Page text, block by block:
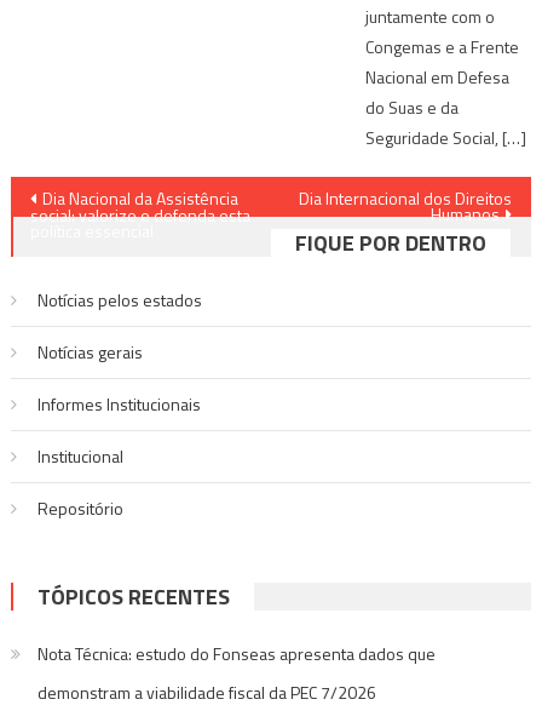
juntamente com o
Congemas e a Frente
Nacional em Defesa
do Suas e da
Seguridade Social, […]
Navegação
de
Post
Dia Nacional da Assistência
social: valorize e defenda esta
Dia Internacional dos Direitos
Humanos
FIQUE POR DENTRO
Notícias pelos estados
Notí­cias gerais
Informes Institucionais
Institucional
Repositório
TÓPICOS RECENTES
Nota Técnica: estudo do Fonseas apresenta dados que
demonstram a viabilidade fiscal da PEC 7/2026